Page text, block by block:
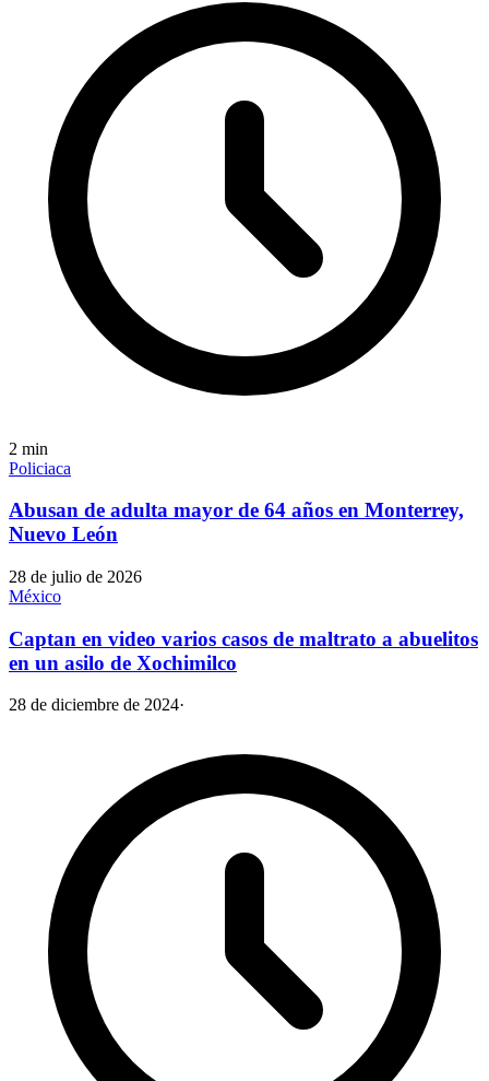
2 min
Policiaca
Abusan de adulta mayor de 64 años en Monterrey,
Nuevo León
28 de julio de 2026
México
Captan en video varios casos de maltrato a abuelitos
en un asilo de Xochimilco
28 de diciembre de 2024·